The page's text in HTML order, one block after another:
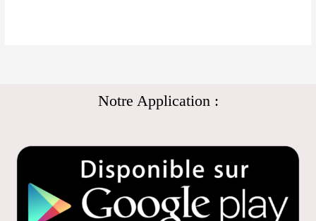
Notre Application :